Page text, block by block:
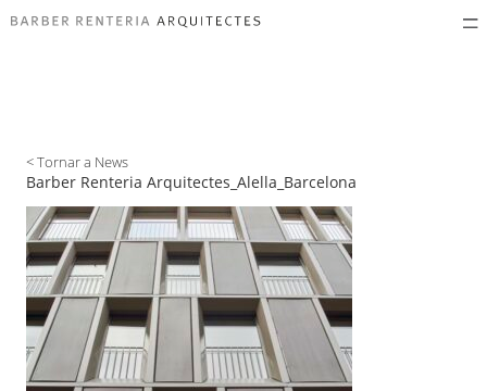
< Tornar a News
Barber Renteria Arquitectes_Alella_Barcelona